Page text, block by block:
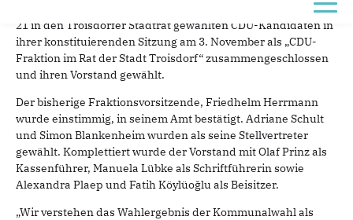
Direkt zu Beginn der neuen Legislaturperiode haben sich alle
21 in den Troisdorfer Stadtrat gewählten CDU-Kandidaten in
ihrer konstituierenden Sitzung am 3. November als „CDU-
Fraktion im Rat der Stadt Troisdorf“ zusammengeschlossen
und ihren Vorstand gewählt.
Der bisherige Fraktionsvorsitzende, Friedhelm Herrmann
wurde einstimmig, in seinem Amt bestätigt. Adriane Schult
und Simon Blankenheim wurden als seine Stellvertreter
gewählt. Komplettiert wurde der Vorstand mit Olaf Prinz als
Kassenführer, Manuela Lübke als Schriftführerin sowie
Alexandra Plaep und Fatih Köylüoğlu als Beisitzer.
„Wir verstehen das Wahlergebnis der Kommunalwahl als